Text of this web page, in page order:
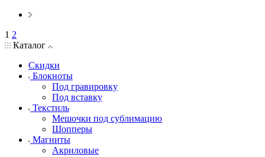
1 2
Каталог
Скидки
Блокноты
Под гравировку
Под вставку
Текстиль
Мешочки под сублимацию
Шопперы
Магниты
Акриловые